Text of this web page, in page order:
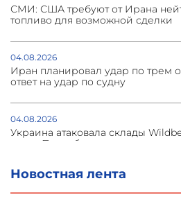
Новостная лента
СМИ: США требуют от Ирана
топливо для возможной сделки
04.08.2026
Иран планировал удар по трем
ответ на удар по судну
04.08.2026
Украина атаковала склады
и под Петербургом
03.08.2026
Стратегия безопасности ОДКБ